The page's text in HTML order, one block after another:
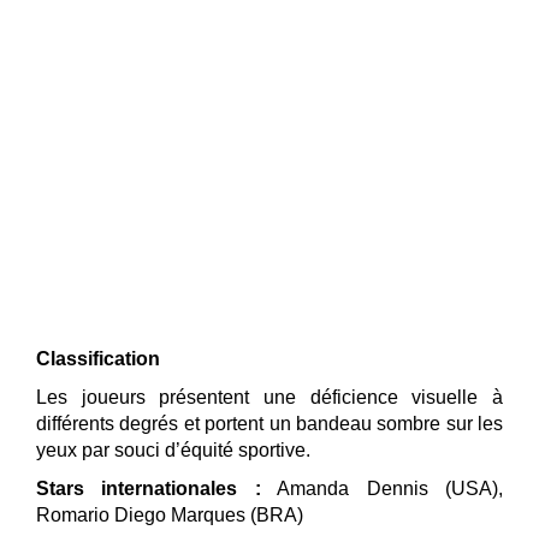
Classification
Les joueurs présentent une déficience visuelle à
différents degrés et portent un bandeau sombre sur les
yeux par souci d’équité sportive.
Stars internationales : Amanda Dennis (USA),
Romario Diego Marques (BRA)